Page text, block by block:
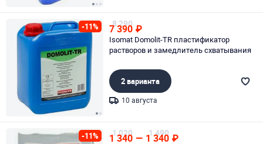
-11% 8 290
7 390 ₽
Isomat Domolit-TR пластификатор
растворов и замедлитель схватывания
2 варианта
10 августа
-11% 1 020
1 340 — 1 490
1 340 ₽